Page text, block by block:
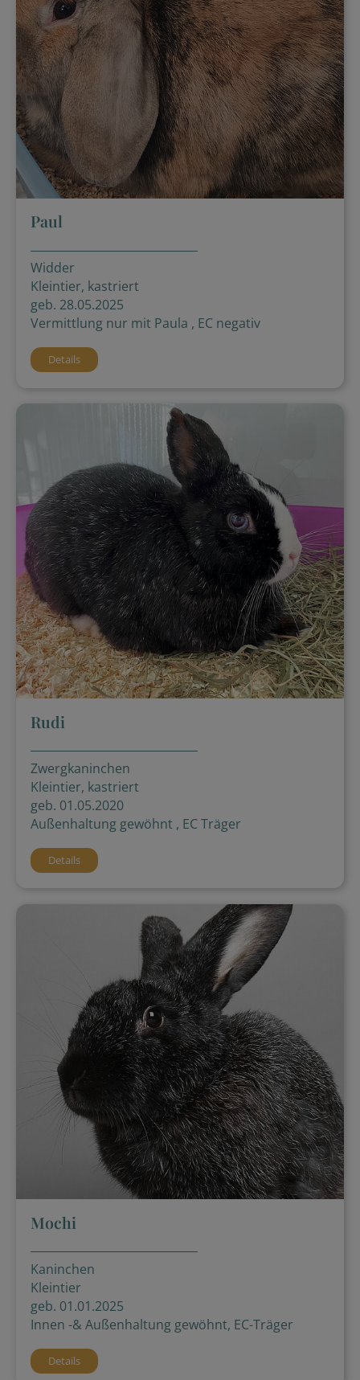
Paul
Widder
Kleintier, kastriert
geb. 28.05.2025
Vermittlung nur mit Paula , EC negativ
Details
Rudi
Zwergkaninchen
Kleintier, kastriert
geb. 01.05.2020
Außenhaltung gewöhnt , EC Träger
Details
Mochi
Kaninchen
Kleintier
geb. 01.01.2025
Innen -& Außenhaltung gewöhnt, EC-Träger
Details